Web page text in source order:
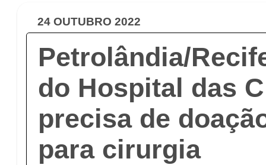
24 OUTUBRO 2022
Petrolândia/
do Hospital das
precisa de
para cirurgia